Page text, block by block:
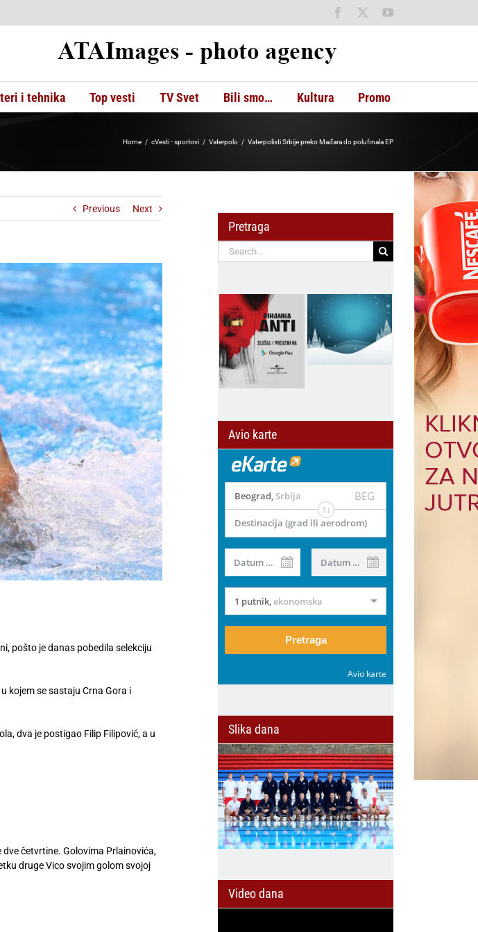
Facebook YouTube
i tehnika Top vesti TV Svet Bili smo… Kultura Promo
Home cVesti - sportovi Vaterpolo Vaterpolisti Srbije preko Mađara do polufinala EP
Previous Next
pošto je danas pobedila selekciju
kojem se sastaju Crna Gora i
dva je postigao Filip Filipović, a u
četvrtine. Golovima Prlainovića,
druge Vico svojim golom svojoj
Pretraga
Search
for:
Avio karte
Beograd, Srbija BEG
Destinacija (grad ili aerodrom)
Datum od Datum do
1 putnik,ekonomska
Pretraga
Avio karte
Slika dana
Video dana